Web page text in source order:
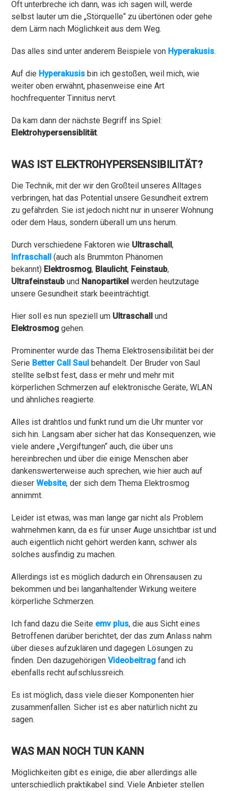
Oft unterbreche ich dann, was ich sagen will, werde
selbst lauter um die „Störquelle“ zu übertönen oder gehe
dem Lärm nach Möglichkeit aus dem Weg.
Das alles sind unter anderem Beispiele von Hyperakusis.
Auf die Hyperakusis bin ich gestoßen, weil mich, wie
weiter oben erwähnt, phasenweise eine Art
hochfrequenter Tinnitus nervt.
Da kam dann der nächste Begriff ins Spiel:
Elektrohypersensiblität.
WAS IST ELEKTROHYPERSENSIBILITÄT?
Die Technik, mit der wir den Großteil unseres Alltages
verbringen, hat das Potential unsere Gesundheit extrem
zu gefährden. Sie ist jedoch nicht nur in unserer Wohnung
oder dem Haus, sondern überall um uns herum.
Durch verschiedene Faktoren wie Ultraschall,
Infraschall (auch als Brummton Phänomen
bekannt) Elektrosmog, Blaulicht, Feinstaub,
Ultrafeinstaub und Nanopartikel werden heutzutage
unsere Gesundheit stark beeinträchtigt.
Hier soll es nun speziell um Ultraschall und
Elektrosmog gehen.
Prominenter wurde das Thema Elektrosensibilität bei der
Serie Better Call Saul behandelt. Der Bruder von Saul
stellte selbst fest, dass er mehr und mehr mit
körperlichen Schmerzen auf elektronische Geräte, WLAN
und ähnliches reagierte.
Alles ist drahtlos und funkt rund um die Uhr munter vor
sich hin. Langsam aber sicher hat das Konsequenzen, wie
viele andere „Vergiftungen“ auch, die über uns
hereinbrechen und über die einige Menschen aber
dankenswerterweise auch sprechen, wie hier auch auf
dieserWebsite, der sich dem Thema Elektrosmog
annimmt.
Leider ist etwas, was man lange gar nicht als Problem
wahrnehmen kann, da es für unser Auge unsichtbar ist und
auch eigentlich nicht gehört werden kann, schwer als
solches ausfindig zu machen.
Allerdings ist es möglich dadurch ein Ohrensausen zu
bekommen und bei langanhaltender Wirkung weitere
körperliche Schmerzen.
Ich fand dazu die Seite emv plus, die aus Sicht eines
Betroffenen darüber berichtet, der das zum Anlass nahm
über dieses aufzuklären und dagegen Lösungen zu
finden. Den dazugehörigenVideobeitrag fand ich
ebenfalls recht aufschlussreich.
Es ist möglich, dass viele dieser Komponenten hier
zusammenfallen. Sicher ist es aber natürlich nicht zu
sagen.
WAS MAN NOCH TUN KANN
Möglichkeiten gibt es einige, die aber allerdings alle
unterschiedlich praktikabel sind. Viele Anbieter stellen